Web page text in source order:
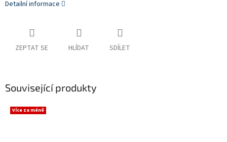
Detailní informace
ZEPTAT SE HLÍDAT SDÍLET
Související produkty
Více za méně